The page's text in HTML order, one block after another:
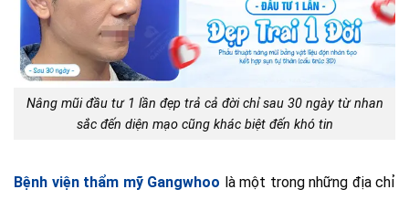
Nâng mũi đầu tư 1 lần đẹp trả cả đời chỉ sau 30 ngày từ nhan
sắc đến diện mạo cũng khác biệt đến khó tin
Bệnh viện thẩm mỹ Gangwhoo là một trong những địa chỉ